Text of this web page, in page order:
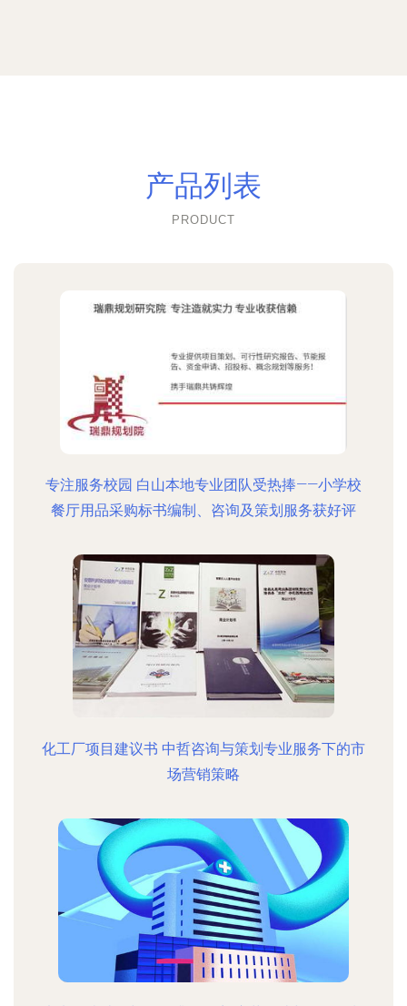
产品列表
PRODUCT
专注服务校园 白山本地专业团队受热捧——小学校
餐厅用品采购标书编制、咨询及策划服务获好评
化工厂项目建议书 中哲咨询与策划专业服务下的市
场营销策略